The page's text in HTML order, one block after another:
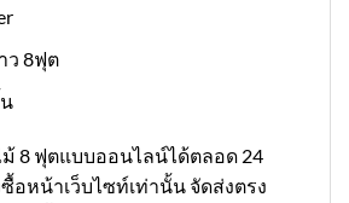
ว 8ฟุต
8 ฟุตแบบออนไลน์ได้ตลอด 24
อหน้าเว็บไซท์เท่านั้น จัดส่งตรง